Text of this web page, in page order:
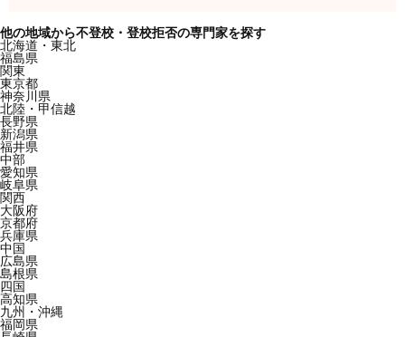
他の地域から不登校・登校拒否の専門家を探す
北海道・東北
福島県
関東
東京都
神奈川県
北陸・甲信越
長野県
新潟県
福井県
中部
愛知県
岐阜県
関西
大阪府
京都府
兵庫県
中国
広島県
島根県
四国
高知県
九州・沖縄
福岡県